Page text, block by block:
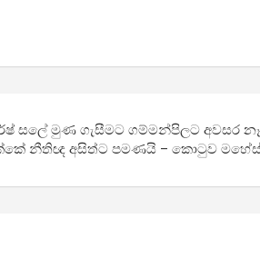
සලේ මුණ ගැසීමට ගම්මන්පිලට අවසර
නීතිඥ අසිත්ට පමණයි – කොටුව